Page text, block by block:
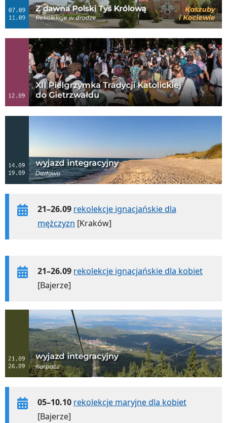
21–26.09 rekolekcje ignacjańskie dla
mężczyzn [Kraków]
21–26.09 rekolekcje ignacjańskie dla kobiet
[Bajerze]
05–10.10 rekolekcje maryjne dla kobiet
[Bajerze]